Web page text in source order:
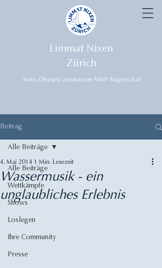
Limmat Nixen
Zürich
Swiss Olympic anerkannte NWF-Trägerschaft
Beitrag
Alle Beiträge
Wettkämpfe
Shows
Loslegen
Ihre Community
Presse
Alle Beiträge
Wassermusik - ein
unglaubliches Erlebnis
4. Mai 2014 1 Min. Lesezeit